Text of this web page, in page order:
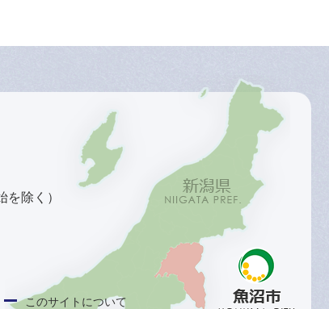
除く）
このサイトについて